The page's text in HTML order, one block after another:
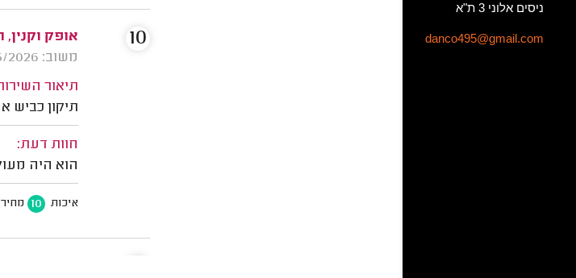
ניסים אלוני 3 ת"א
danco495@gmail.com